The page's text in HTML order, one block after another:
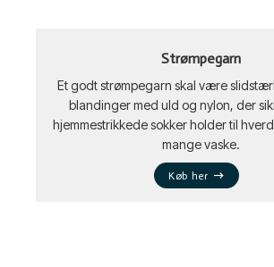
Strømpegarn
Et godt strømpegarn skal være
blandinger med uld og nylon, der
hjemmestrikkede sokker holder til
mange vaske.
Køb her